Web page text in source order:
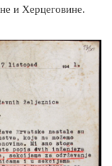
и Херцеговине.